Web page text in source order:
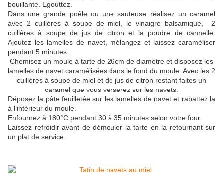
bouillante. Egouttez.
Dans une grande poêle ou une sauteuse réalisez un caramel
avec 2 cuillères à soupe de miel, le vinaigre balsamique, 2
cuillères à soupe de jus de citron et la poudre de cannelle.
Ajoutez les lamelles de navet, mélangez et laissez caraméliser
pendant 5 minutes.
Chemisez un moule à tarte de 26cm de diamètre et disposez les
lamelles de navet caramélisées dans le fond du moule. Avec les 2
cuillères à soupe de miel et de jus de citron restant faites un
caramel que vous verserez sur les navets.
Déposez la pâte feuilletée sur les lamelles de navet et rabattez la
à l’intérieur du moule.
Enfournez à 180°C pendant 30 à 35 minutes selon votre four.
Laissez refroidir avant de démouler la tarte en la retournant sur
un plat de service.